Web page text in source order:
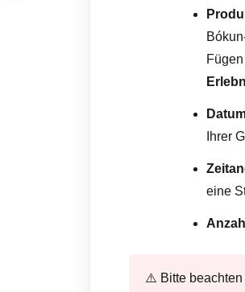
Ihrer
eine
⚠️ Bitte beachten